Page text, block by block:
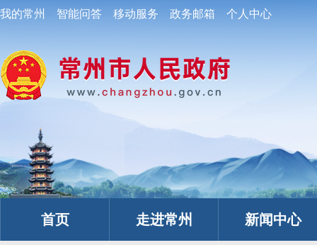
我的常州 智能问答 移动服务 政务邮箱 个人中心
首页 走进常州 新闻中心